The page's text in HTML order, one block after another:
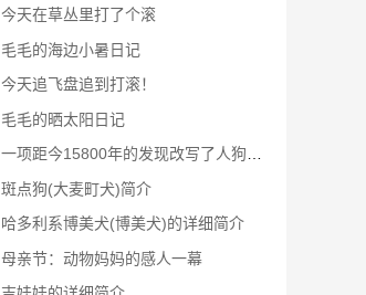
今天在草丛里打了个滚
毛毛的海边小暑日记
今天追飞盘追到打滚！
毛毛的晒太阳日记
一项距今15800年的发现改写了人狗友谊的历史
斑点狗(大麦町犬)简介
哈多利系博美犬(博美犬)的详细简介
母亲节：动物妈妈的感人一幕